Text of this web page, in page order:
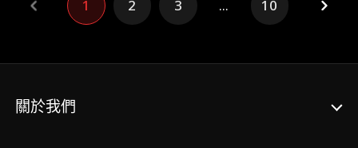
幕。林遠龍持御賜金牌徹查此案，從縣衙到朝
堂，從江湖到宮闈，步步驚心。面對國舅呂文
1 2 3 ... 10
關於我們